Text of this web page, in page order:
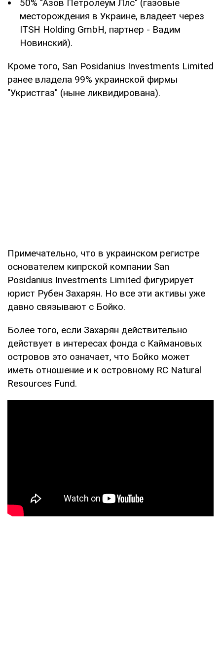
50% "Азов Петролеум Ллс" (газовые
месторождения в Украине, владеет через
ITSH Holding GmbH, партнер - Вадим
Новинский).
Кроме того, San Posidanius Investments Limited
ранее владела 99% украинской фирмы
"Укристгаз" (ныне ликвидирована).
Примечательно, что в украинском регистре
основателем кипрской компании San
Posidanius Investments Limited фигурирует
юрист Рубен Захарян. Но все эти активы уже
давно связывают с Бойко.
Более того, если Захарян действительно
действует в интересах фонда с Каймановых
островов это означает, что Бойко может
иметь отношение и к островному RC Natural
Resources Fund.